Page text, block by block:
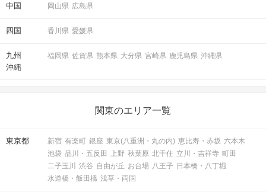
中国 岡山県 広島県
四国 香川県 愛媛県
九州
沖縄
福岡県 佐賀県 熊本県 大分県 宮崎県 鹿児島県 沖縄県
関東のエリア一覧
東京都 新宿 有楽町 銀座 東京(八重洲・丸の内) 恵比寿・赤坂 六本木
池袋 品川・五反田 上野 秋葉原 北千住 立川・吉祥寺 町田
二子玉川
渋谷 自由が丘 お台場 八王子 日本橋・八丁堀
水道橋・飯田橋 浅草・両国